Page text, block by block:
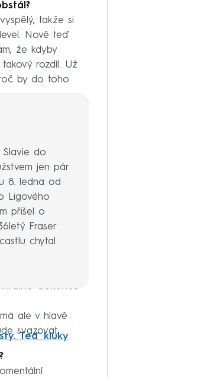
takže si
Nově teď
že kdyby
rozdíl. Už
by do toho
do
jen pár
8. ledna od
Ligového
přišel o
Fraser
chytal
dokonce
ale v hlavě
svazovat.
Teď kluky